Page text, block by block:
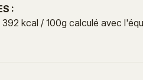
:
kcal / 100g calculé avec